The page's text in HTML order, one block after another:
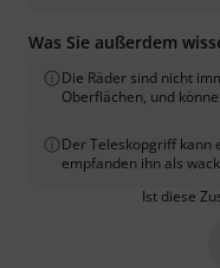
Was Sie außerdem
Die Räder sind nicht
Oberflächen, und
Der Teleskopgriff kann
empfanden ihn als
Ist diese